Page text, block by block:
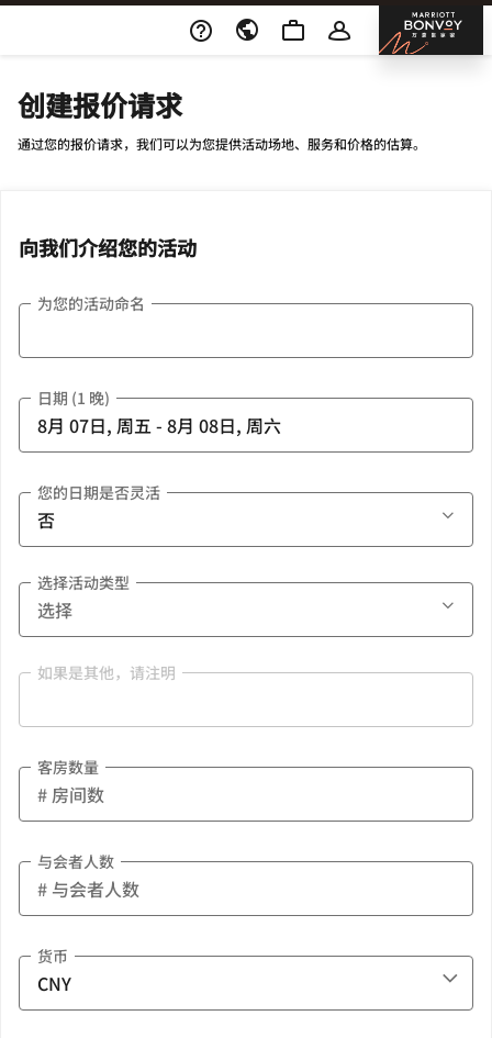
Skip To Content 邦
创建报价请求
通过您的报价请求，我们可以为您提供活动场地、服务和价格的估算。
向我们介绍您的活动
为您的活动命名
日期 (1 晚)
您的日期是否灵活
选择活动类型
如果是其他，请注明
客房数量
与会者人数
货币